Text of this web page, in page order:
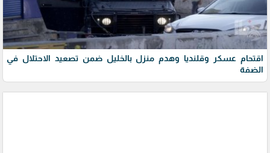
اقتحام عسكر وقلنديا وهدم منزل بالخليل ضمن تصعيد الاحتلال في
الضفة